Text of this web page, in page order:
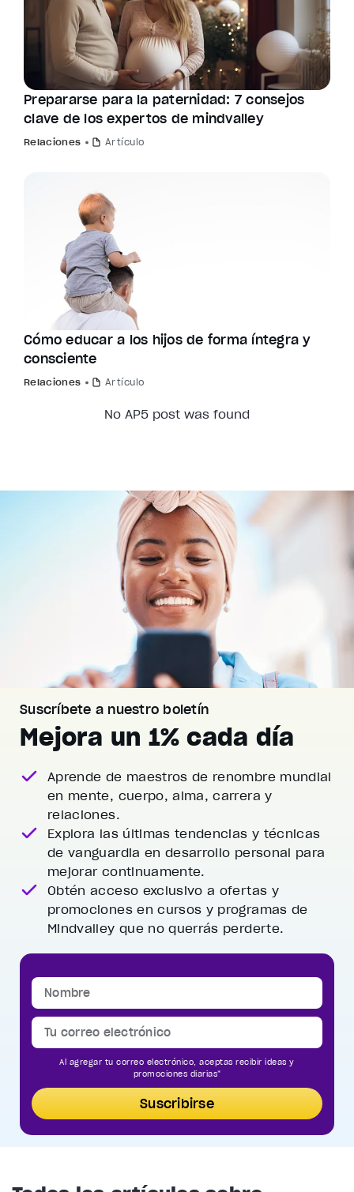
Prepararse para la paternidad: 7 consejos
clave de los expertos de mindvalley
Relaciones Artículo
Cómo educar a los hijos de forma íntegra y
consciente
Relaciones Artículo
No AP5 post was found
Suscríbete a nuestro boletín
Mejora un 1% cada día
Aprende de maestros de renombre mundial
en mente, cuerpo, alma, carrera y
relaciones.
Explora las últimas tendencias y técnicas
de vanguardia en desarrollo personal para
mejorar continuamente.
Obtén acceso exclusivo a ofertas y
promocionesen cursos y programas de
Mindvalley que no querrás perderte.
Al agregar tu correo electrónico, aceptas recibir ideas y
promociones diarias*
Suscribirse